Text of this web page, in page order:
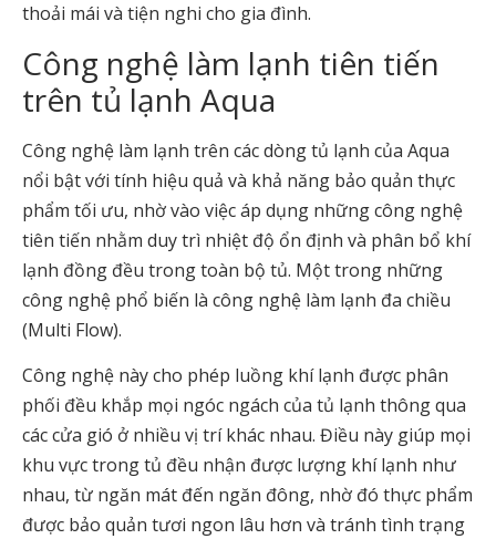
thoải mái và tiện nghi cho gia đình.
Công nghệ làm lạnh tiên tiến
trên tủ lạnh Aqua
Công nghệ làm lạnh trên các dòng tủ lạnh của Aqua
nổi bật với tính hiệu quả và khả năng bảo quản thực
phẩm tối ưu, nhờ vào việc áp dụng những công nghệ
tiên tiến nhằm duy trì nhiệt độ ổn định và phân bổ khí
lạnh đồng đều trong toàn bộ tủ. Một trong những
công nghệ phổ biến là công nghệ làm lạnh đa chiều
(Multi Flow).
Công nghệ này cho phép luồng khí lạnh được phân
phối đều khắp mọi ngóc ngách của tủ lạnh thông qua
các cửa gió ở nhiều vị trí khác nhau. Điều này giúp mọi
khu vực trong tủ đều nhận được lượng khí lạnh như
nhau, từ ngăn mát đến ngăn đông, nhờ đó thực phẩm
được bảo quản tươi ngon lâu hơn và tránh tình trạng